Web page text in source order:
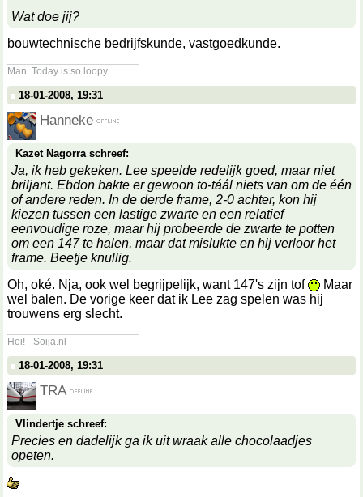
Wat doe jij?
bouwtechnische bedrijfskunde, vastgoedkunde.
Man. Today is so loopy.
18-01-2008, 19:31
Hanneke
Kazet Nagorra schreef:
Ja, ik heb gekeken. Lee speelde redelijk goed, maar niet
briljant. Ebdon bakte er gewoon to-táál niets van om de één
of andere reden. In de derde frame, 2-0 achter, kon hij
kiezen tussen een lastige zwarte en een relatief
eenvoudige roze, maar hij probeerde de zwarte te potten
om een 147 te halen, maar dat mislukte en hij verloor het
frame. Beetje knullig.
Oh, oké. Nja, ook wel begrijpelijk, want 147's zijn tof
Maar
wel balen. De vorige keer dat ik Lee zag spelen was hij
trouwens erg slecht.
Hoi! - Soija.nl
18-01-2008, 19:31
TRA
Vlindertje schreef:
Precies en dadelijk ga ik uit wraak alle chocolaadjes
opeten.